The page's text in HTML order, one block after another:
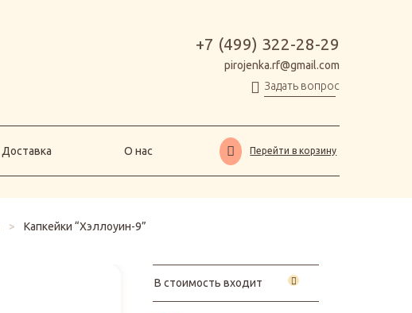
+7 (499) 322-28-29
pirojenka.rf@gmail.com
Задать вопрос
Доставка О нас Перейти в корзину
> Капкейки “Хэллоуин-9”
В стоимость входит